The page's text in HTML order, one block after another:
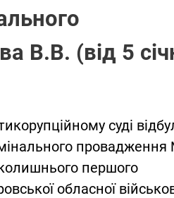
В.В. (від 5
суді
першого
обласної